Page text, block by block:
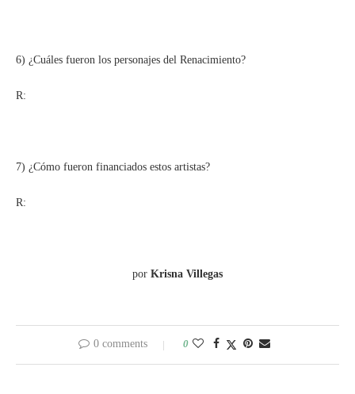
6) ¿Cuáles fueron los personajes del Renacimiento?
R:
7) ¿Cómo fueron financiados estos artistas?
R:
por Krisna Villegas
0 comments 0